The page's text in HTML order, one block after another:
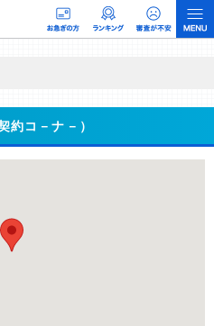
集部の調査／ユーザーへの口コミ収集な
行っています。
約コ－ナ－）